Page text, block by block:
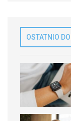
OSTATNIO